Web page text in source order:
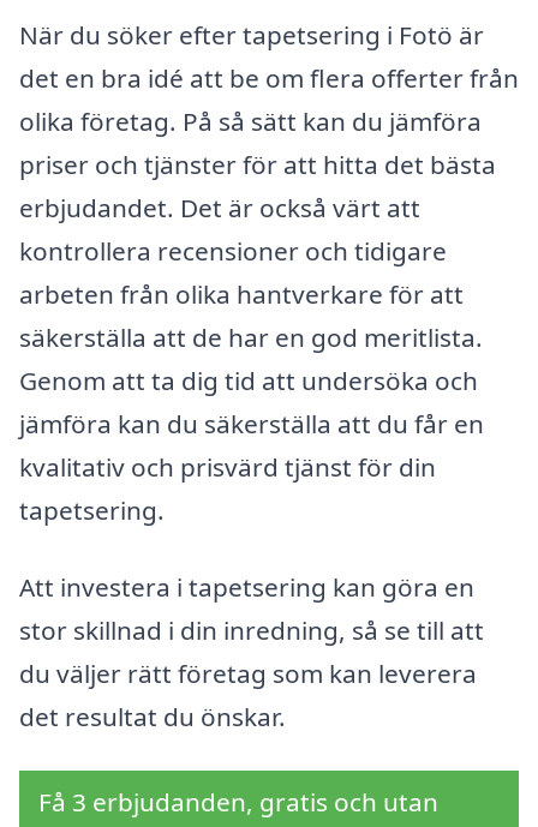
När du söker efter tapetsering i Fotö är
det en bra idé att be om flera offerter från
olika företag. På så sätt kan du jämföra
priser och tjänster för att hitta det bästa
erbjudandet. Det är också värt att
kontrollera recensioner och tidigare
arbeten från olika hantverkare för att
säkerställa att de har en god meritlista.
Genom att ta dig tid att undersöka och
jämföra kan du säkerställa att du får en
kvalitativ och prisvärd tjänst för din
tapetsering.
Att investera i tapetsering kan göra en
stor skillnad i din inredning, så se till att
du väljer rätt företag som kan leverera
det resultat du önskar.
Få 3 erbjudanden, gratis och utan